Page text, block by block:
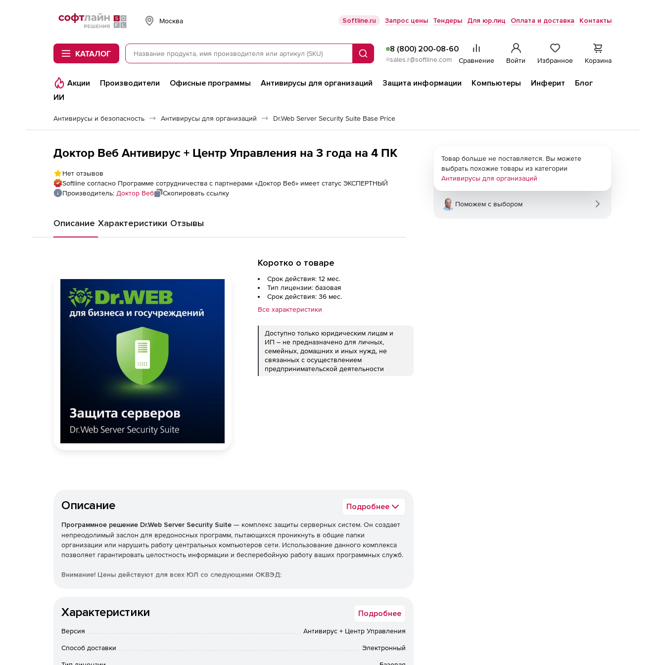
Softline
Москва Softline.ru Запрос цены Тендеры Для юр.лиц Оплата и доставка Контакты
КАТАЛОГ Поиск
8 (800) 200-08-60
sales.r@softline.com Сравнение Войти Избранное Корзина
Акции Производители Офисные программы Антивирусы для организаций Защита информации Компьютеры Инферит
Блог
ИИ
Антивирусы и безопасность Антивирусы для организаций Dr.Web Server Security Suite Base Price
Доктор Веб Антивирус + Центр Управления на 3 года на 4 ПК
Нет отзывов
Softline согласно Программе сотрудничества с партнерами «Доктор Веб» имеет статус ЭКСПЕРТНЫЙ
Производитель: Доктор Веб Скопировать ссылку
Описание Характеристики Отзывы
Коротко о товаре
Срок действия: 12 мес.
Тип лицензии: базовая
Срок действия: 36 мес.
Все характеристики
Доступно только юридическим лицам и
ИП – не предназначено для личных,
семейных, домашних и иных нужд, не
связанных с осуществлением
предпринимательской деятельности
Описание Подробнее
Программное решение Dr.Web Server Security Suite — комплекс защиты серверных систем. Он создает
непреодолимый заслон для вредоносных программ, пытающихся проникнуть в общие папки
организации или нарушить работу центральных компьютеров сети. Использование данного комплекса
позволяет гарантировать целостность информации и бесперебойную работу ваших программных служб.
Внимание! Цены действуют для всех ЮЛ со следующими ОКВЭД:
06 Добыча нефти и природного газа
Характеристики Подробнее
Версия Антивирус + Центр Управления
Способ доставки Электронный
Товар больше не поставляется. Вы можете
выбрать похожие товары из категории
Антивирусы для организаций
Поможем с выбором